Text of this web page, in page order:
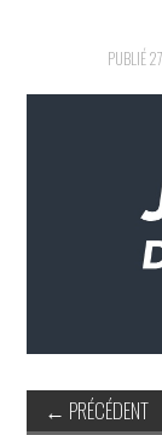
GABBA
PUBLIÉ
← PRÉCÉDENT